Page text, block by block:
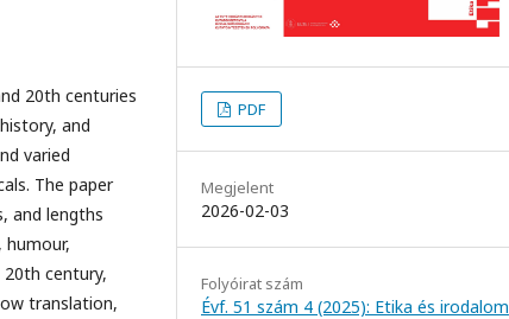
20th centuries
and
varied
The paper
and lengths
humour,
century,
translation,
PDF
Megjelent
2026-02-03
Folyóirat szám
Évf. 51 szám 4 (2025): Etika és irodalom